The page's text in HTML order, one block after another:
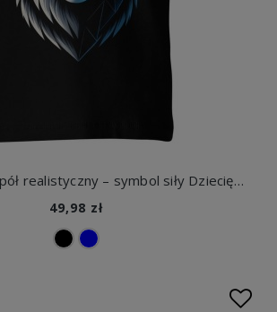
Wilk pół cyber pół realistyczny – symbol siły Dziecięca koszulka
49,98 zł